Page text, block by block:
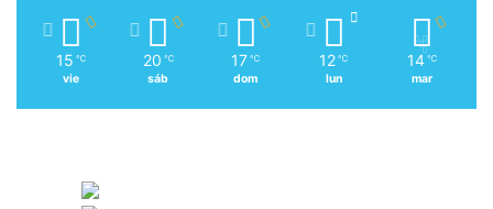
15 ℃
vie
20 ℃
sáb
17 ℃
dom
12 ℃
lun
14 ℃
mar